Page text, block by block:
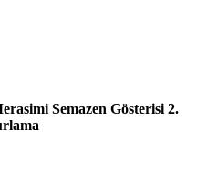
Semazen Gösterisi 2.